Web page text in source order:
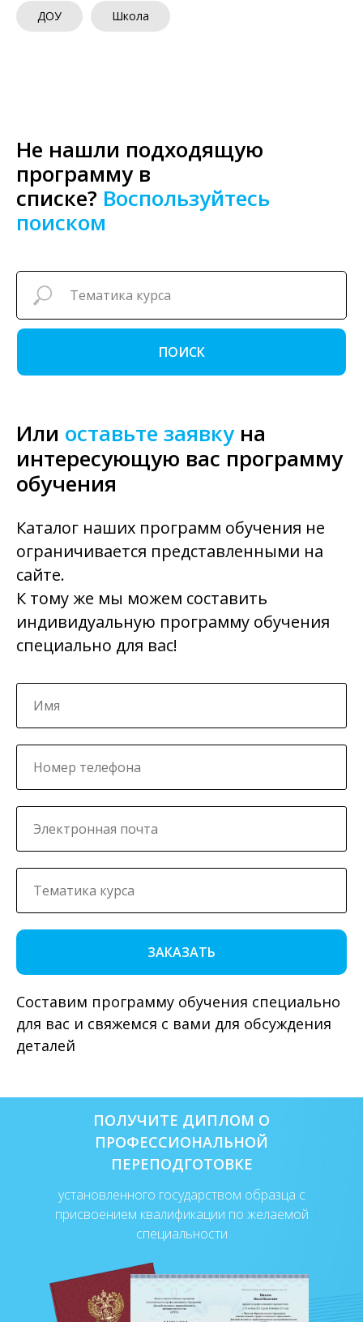
ДОУ Школа
Не нашли подходящую
программу в
списке? Воспользуйтесь
поиском
ПОИСК
Или оставьте заявкуна
интересующую вас программу
обучения
Каталог наших программ обучения не
ограничивается представленными на
сайте.
К тому же мы можем составить
индивидуальную программу обучения
специально для вас!
ЗАКАЗАТЬ
Составим программу обучения специально
для вас и свяжемся с вами для обсуждения
деталей
установленного государством образца с
присвоением квалификации по желаемой
специальности
ПОЛУЧИТЕ ДИПЛОМ О
ПРОФЕССИОНАЛЬНОЙ
ПЕРЕПОДГОТОВКЕ